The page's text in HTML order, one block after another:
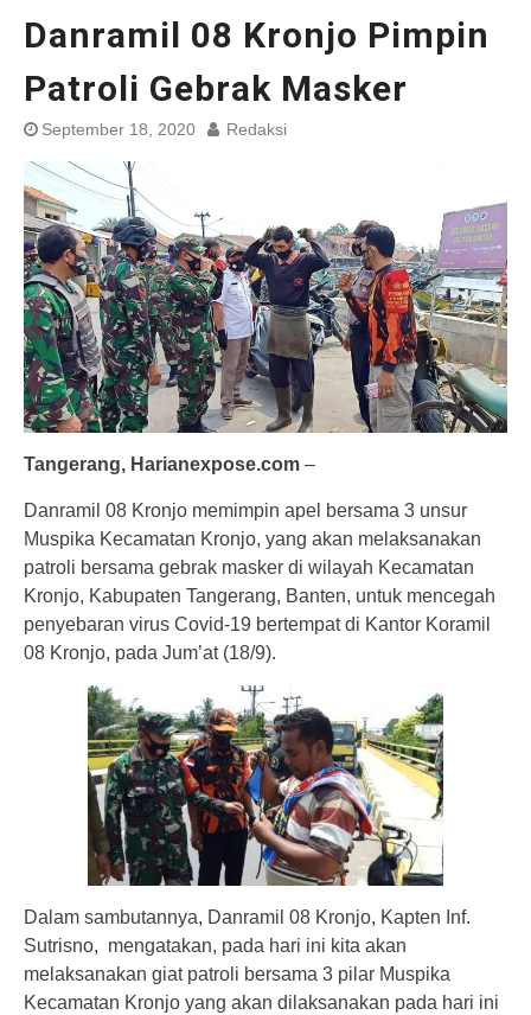
Danramil 08 Kronjo Pimpin
Patroli Gebrak Masker
September 18, 2020 Redaksi
Tangerang, Harianexpose.com –
Danramil 08 Kronjo memimpin apel bersama 3 unsur
Muspika Kecamatan Kronjo, yang akan melaksanakan
patroli bersama gebrak masker di wilayah Kecamatan
Kronjo, Kabupaten Tangerang, Banten, untuk mencegah
penyebaran virus Covid-19 bertempat di Kantor Koramil
08 Kronjo, pada Jum’at (18/9).
Dalam sambutannya, Danramil 08 Kronjo, Kapten Inf.
Sutrisno, mengatakan, pada hari ini kita akan
melaksanakan giat patroli bersama 3 pilar Muspika
Kecamatan Kronjo yang akan dilaksanakan pada hari ini